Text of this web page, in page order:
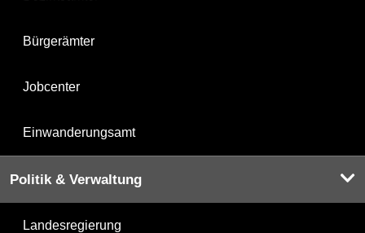
Bürgerämter
Jobcenter
Einwanderungsamt
Politik & Verwaltung
Landesregierung